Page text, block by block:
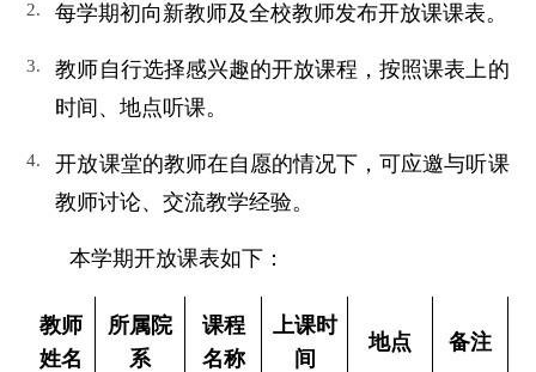
每学期初向新教师及全校教师发布开放课课表。
教师自行选择感兴趣的开放课程，按照课表上的
时间、地点听课。
开放课堂的教师在自愿的情况下，可应邀与听课
教师讨论、交流教学经验。
本学期开放课表如下：
教师
姓名
所属院
系
课程
名称
上课时
间
地点 备注